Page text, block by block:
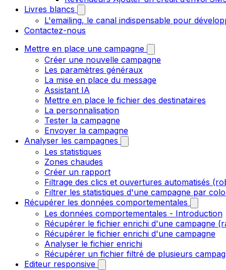
Livres blancs
L'emailing, le canal indispensable pour
Contactez-nous
Mettre en place une campagne
Créer une nouvelle campagne
Les paramètres généraux
La mise en place du message
Assistant IA
Mettre en place le fichier des destinataires
La personnalisation
Tester la campagne
Envoyer la campagne
Analyser les campagnes
Les statistiques
Zones chaudes
Créer un rapport
Filtrage des clics et ouvertures automatisés
Filtrer les statistiques d'une campagne par
Récupérer les données comportementales
Les données comportementales - Introduction
Récupérer le fichier enrichi d'une campagne
Récupérer le fichier enrichi d'une campagne
Analyser le fichier enrichi
Récupérer un fichier filtré de plusieurs
Editeur responsive